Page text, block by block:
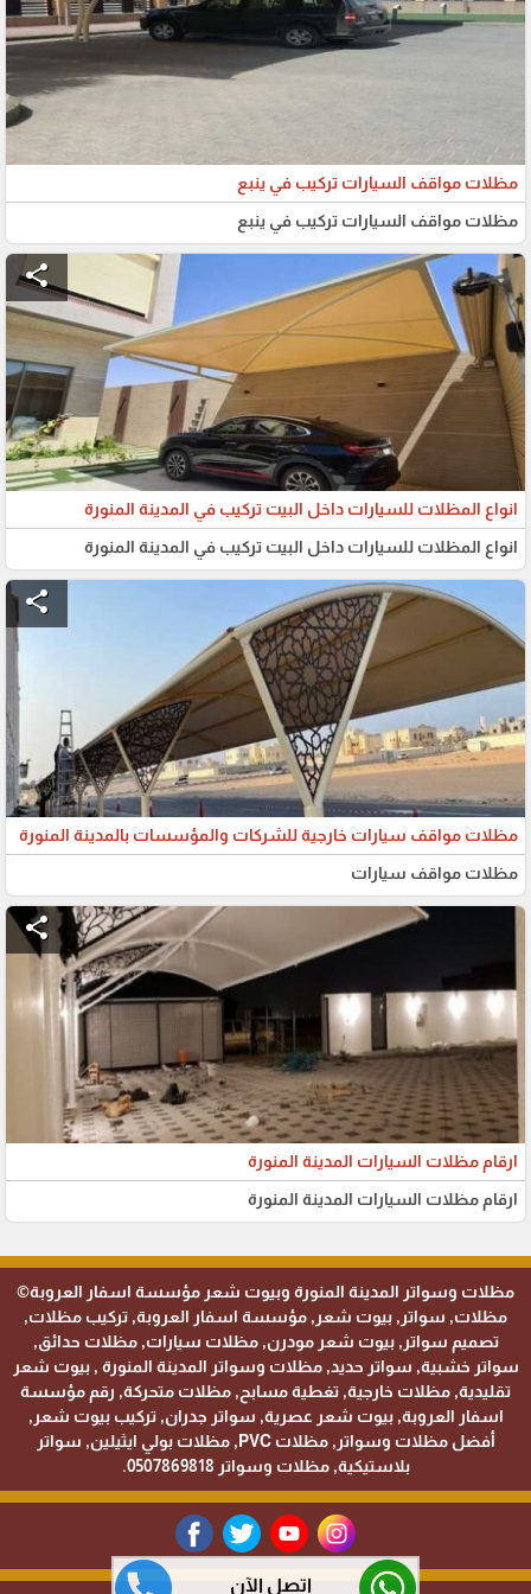
اتصل الآن
مظلات مواقف السيارات تركيب في ينبع
مظلات مواقف السيارات تركيب في ينبع
share
انواع المظلات للسيارات داخل البيت تركيب في المدينة المنورة
انواع المظلات للسيارات داخل البيت تركيب في المدينة المنورة
share
مظلات مواقف سيارات خارجية للشركات والمؤسسات بالمدينة المنورة
مظلات مواقف سيارات
share
ارقام مظلات السيارات المدينة المنورة
ارقام مظلات السيارات المدينة المنورة
مظلات وسواتر المدينة المنورة وبيوت شعر مؤسسة اسفار العروبة©
مظلات, سواتر, بيوت شعر, مؤسسة اسفار العروبة, تركيب مظلات,
تصميم سواتر, بيوت شعر مودرن, مظلات سيارات, مظلات حدائق,
سواتر خشبية, سواتر حديد, مظلات وسواتر المدينة المنورة , بيوت شعر
تقليدية, مظلات خارجية, تغطية مسابح, مظلات متحركة, رقم مؤسسة
اسفار العروبة, بيوت شعر عصرية, سواتر جدران, تركيب بيوت شعر,
أفضل مظلات وسواتر, مظلات PVC, مظلات بولي ايثيلين, سواتر
بلاستيكية, مظلات وسواتر 0507869818.